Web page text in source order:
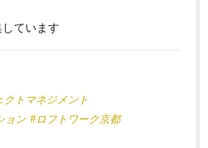
ています
クトマネジメント
ョン #ロフトワーク京都